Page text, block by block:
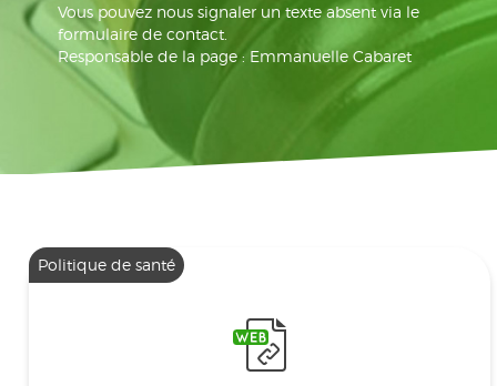
Vous pouvez nous signaler un texte absent via le
formulaire de contact.
Responsable de la page : Emmanuelle Cabaret
Politique de santé